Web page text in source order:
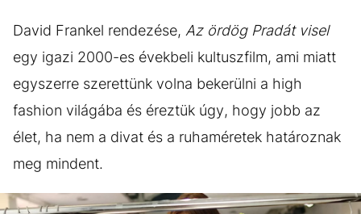
David Frankel rendezése, Az ördög Pradát visel
egy igazi 2000-es évekbeli kultuszfilm, ami miatt
egyszerre szerettünk volna bekerülni a high
fashion világába és éreztük úgy, hogy jobb az
élet, ha nem a divat és a ruhaméretek határoznak
meg mindent.